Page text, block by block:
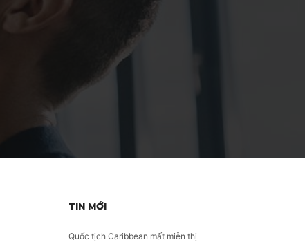
TIN MỚI
Quốc tịch Caribbean mất miễn thị